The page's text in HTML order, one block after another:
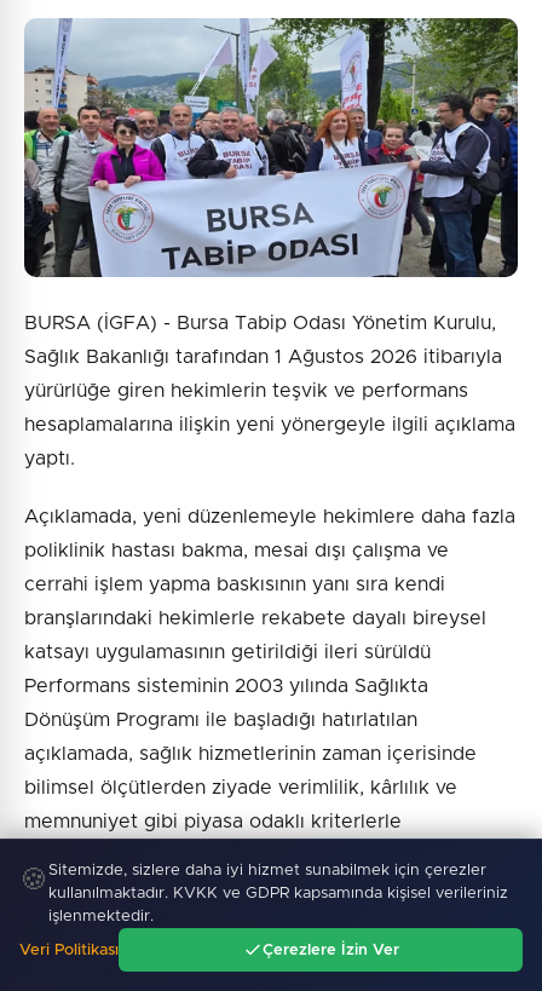
BURSA (İGFA) - Bursa Tabip Odası Yönetim Kurulu,
Sağlık Bakanlığı tarafından 1 Ağustos 2026 itibarıyla
yürürlüğe giren hekimlerin teşvik ve performans
hesaplamalarına ilişkin yeni yönergeyle ilgili açıklama
yaptı.
Açıklamada, yeni düzenlemeyle hekimlere daha fazla
poliklinik hastası bakma, mesai dışı çalışma ve
cerrahi işlem yapma baskısının yanı sıra kendi
branşlarındaki hekimlerle rekabete dayalı bireysel
katsayı uygulamasının getirildiği ileri sürüldü
Performans sisteminin 2003 yılında Sağlıkta
Dönüşüm Programı ile başladığı hatırlatılan
açıklamada, sağlık hizmetlerinin zaman içerisinde
bilimsel ölçütlerden ziyade verimlilik, kârlılık ve
memnuniyet gibi piyasa odaklı kriterlerle
Bursa Tabip Odası, mevcut sistemin koruyucu sağlık
hizmetlerini geri plana ittiğini, tedavi edici hizmetlere
🍪 Sitemizde, sizlere daha iyi hizmet sunabilmek için çerezler
kullanılmaktadır. KVKK ve GDPR kapsamında kişisel verileriniz
işlenmektedir.
Veri Politikası Çerezlere İzin Ver
Gündem Ara Menü